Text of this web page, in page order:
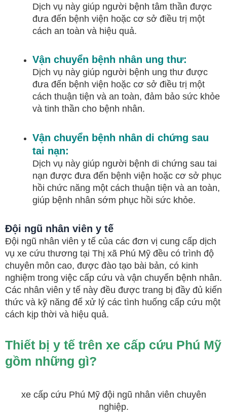
Dịch vụ này giúp người bệnh tâm thần được
đưa đến bệnh viện hoặc cơ sở điều trị một
cách an toàn và hiệu quả.
Vận chuyển bệnh nhân ung thư:
Dịch vụ này giúp người bệnh ung thư được
đưa đến bệnh viện hoặc cơ sở điều trị một
cách thuận tiện và an toàn, đảm bảo sức khỏe
và tinh thần cho bệnh nhân.
Vận chuyển bệnh nhân di chứng sau
tai nạn:
Dịch vụ này giúp người bệnh di chứng sau tai
nạn được đưa đến bệnh viện hoặc cơ sở phục
hồi chức năng một cách thuận tiện và an toàn,
giúp bệnh nhân sớm phục hồi sức khỏe.
Đội ngũ nhân viên y tế
Đội ngũ nhân viên y tế của các đơn vị cung cấp dịch
vụ xe cứu thương tại Thị xã Phú Mỹ đều có trình độ
chuyên môn cao, được đào tạo bài bản, có kinh
nghiệm trong việc cấp cứu và vận chuyển bệnh nhân.
Các nhân viên y tế này đều được trang bị đầy đủ kiến
thức và kỹ năng để xử lý các tình huống cấp cứu một
cách kịp thời và hiệu quả.
Thiết bị y tế trên xe cấp cứu Phú Mỹ
gồm những gì?
xe cấp cứu Phú Mỹ đội ngũ nhân viên chuyên
nghiệp.